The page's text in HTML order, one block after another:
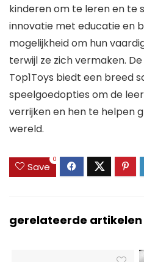
kinderen om te leren en te
innovatie met educatie en
mogelijkheid om hun
terwijl ze zich vermaken.
Top1Toys biedt een breed
speelgoedopties om de
verrijken en hen te helpen
wereld.
Save
0
gerelateerde artikelen